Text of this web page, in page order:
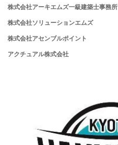
株式会社アーキエムズ一級建築士事務所
株式会社ソリューションエムズ
株式会社アセンブルポイント
アクチュアル株式会社